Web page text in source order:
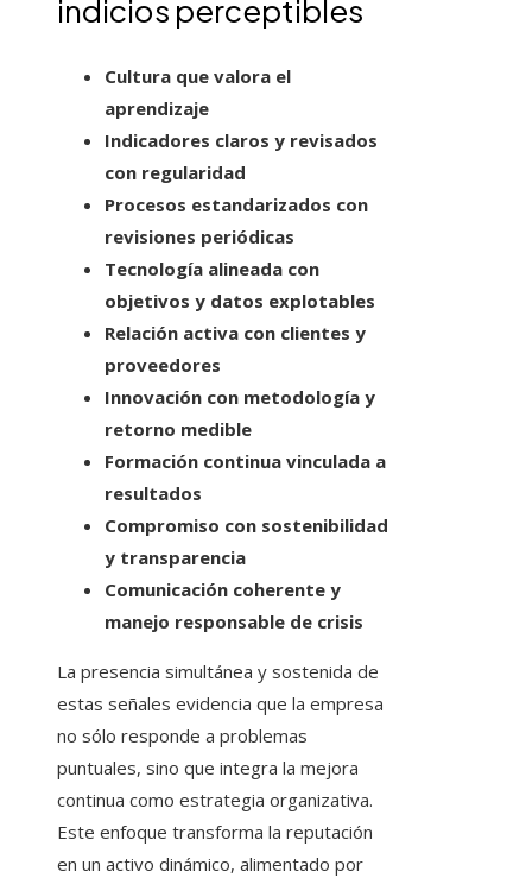
indicios perceptibles
Cultura que valora el
aprendizaje
Indicadores claros y revisados
con regularidad
Procesos estandarizados con
revisiones periódicas
Tecnología alineada con
objetivos y datos explotables
Relación activa con clientes y
proveedores
Innovación con metodología y
retorno medible
Formación continua vinculada a
resultados
Compromiso con sostenibilidad
y transparencia
Comunicación coherente y
manejo responsable de crisis
La presencia simultánea y sostenida de
estas señales evidencia que la empresa
no sólo responde a problemas
puntuales, sino que integra la mejora
continua como estrategia organizativa.
Este enfoque transforma la reputación
en un activo dinámico, alimentado por